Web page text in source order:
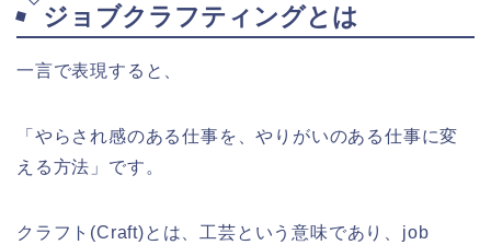
ジョブクラフティングとは
一言で表現すると、
「 やらされ感のある仕事を、やりがいのある仕事に変
える方法 」です。
クラフト(Craft)とは、工芸という意味であり、job